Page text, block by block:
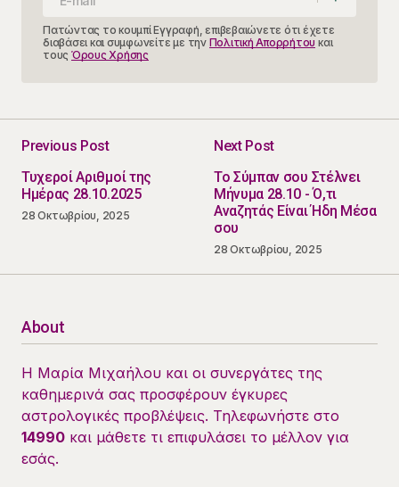
Πατώντας το κουμπί Εγγραφή, επιβεβαιώνετε ότι έχετε
διαβάσει και συμφωνείτε με την Πολιτική Απορρήτου και
τους Όρους Χρήσης
Previous Post
Τυχεροί Αριθμοί της
Ημέρας 28.10.2025
28 Οκτωβρίου, 2025
Next Post
Το Σύμπαν σου Στέλνει
Μήνυμα 28.10 - Ό,τι
Αναζητάς Είναι Ήδη Μέσα
σου
28 Οκτωβρίου, 2025
About
Η Μαρία Μιχαήλου και οι συνεργάτες της
καθημερινά σας προσφέρουν έγκυρες
αστρολογικές προβλέψεις. Τηλεφωνήστε στο
14990 και μάθετε τι επιφυλάσει το μέλλον για
εσάς.